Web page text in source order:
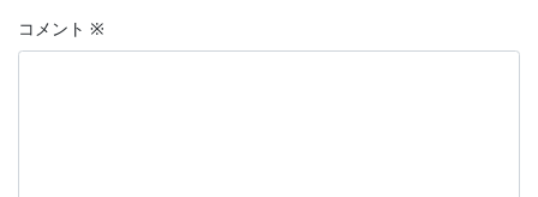
コメント ※